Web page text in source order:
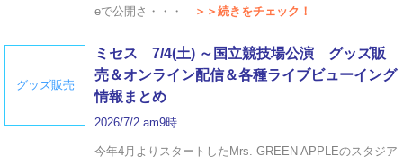
eで公開さ・・・
＞＞続きをチェック！
グッズ販売
ミセス 7/4(土) ～国立競技場公演 グッズ販
売＆オンライン配信＆各種ライブビューイング
情報まとめ
2026/7/2 am9時
今年4月よりスタートしたMrs. GREEN APPLEのスタジア